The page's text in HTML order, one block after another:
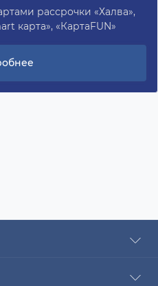
рассрочки «Халва»,
карта», «КартаFUN»